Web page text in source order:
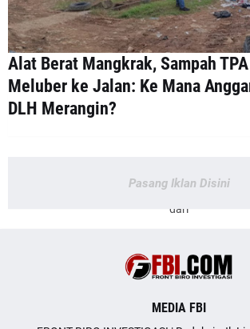
Alat Berat Mangkrak, Sampah
Meluber ke Jalan: Ke Mana
DLH Merangin?
Pasang Iklan Disini
dari
MEDIA FBI